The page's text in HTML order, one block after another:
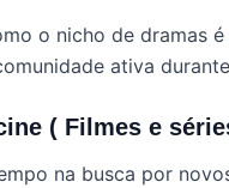
o nicho de dramas
ativa
( Filmes e
na busca por